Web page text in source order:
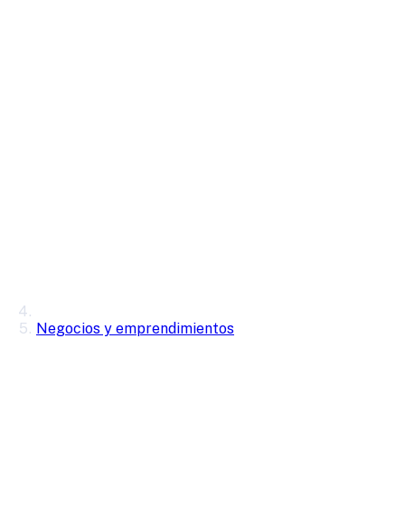
Negocios y emprendimientos